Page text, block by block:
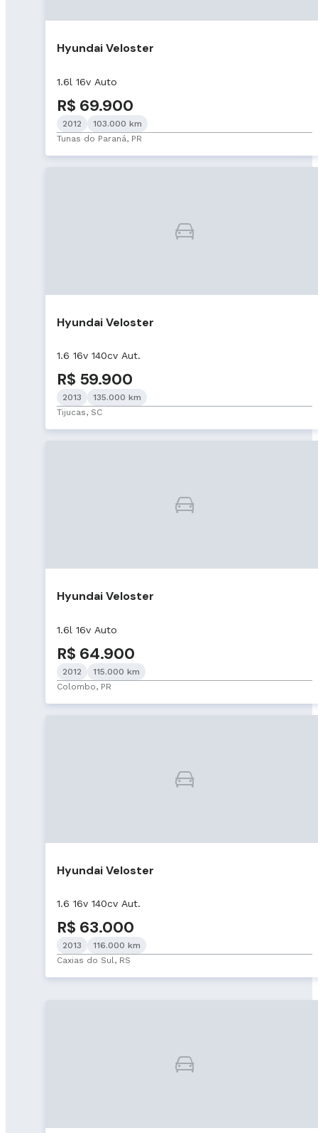
Hyundai Veloster
1.6l 16v Auto
R$ 69.900
2012
103.000 km
Tunas do Paraná, PR
Hyundai Veloster
1.6 16v 140cv Aut.
R$ 59.900
2013
135.000 km
Tijucas, SC
Hyundai Veloster
1.6l 16v Auto
R$ 64.900
2012
115.000 km
Colombo, PR
Hyundai Veloster
1.6 16v 140cv Aut.
R$ 63.000
2013
116.000 km
Caxias do Sul, RS